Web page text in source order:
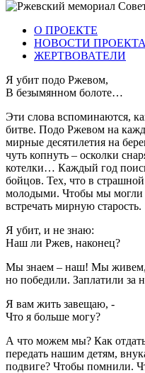
О ПРОЕКТЕ
НОВОСТИ ПРОЕКТА
ЖЕРТВОВАТЕЛИ
Я убит подо Ржевом,
В безымянном болоте…
Эти слова вспоминаются,
битве. Подо Ржевом на
мирные десятилетия на
чуть копнуть – осколки
котелки… Каждый год
бойцов. Тех, что в страшной
молодыми. Чтобы мы могли
встречать мирную старость.
Я убит, и не знаю:
Наш ли Ржев, наконец?
Мы знаем – наш! Мы живем,
но победили. Заплатили за
Я вам жить завещаю, -
Что я больше могу?
А что можем мы? Как
передать нашим детям,
подвиге? Чтобы помнили.